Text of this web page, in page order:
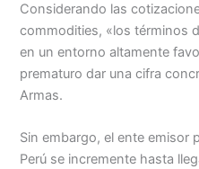
Considerando las
commodities, «los términos
en un entorno altamente
prematuro dar una cifra
Armas.
Sin embargo, el ente emisor
Perú se incremente hasta